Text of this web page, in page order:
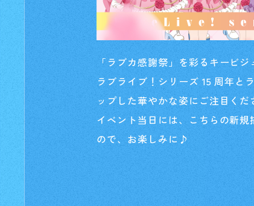
「ラブカ感謝祭」を彩るキービ
ラブライブ！シリーズ 15 周年と
ップした華やかな姿にご注目くだ
イベント当日には、こちらの新
ので、お楽しみに♪